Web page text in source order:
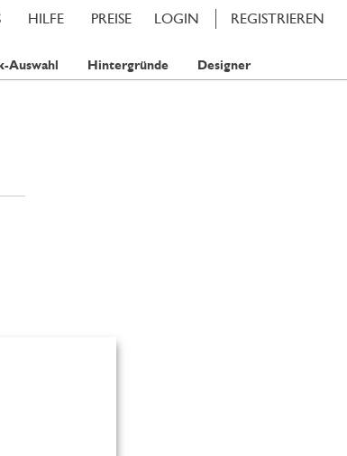
LOGIN REGISTRIEREN
PREISE
HILFE
Auswahl Hintergründe Designer